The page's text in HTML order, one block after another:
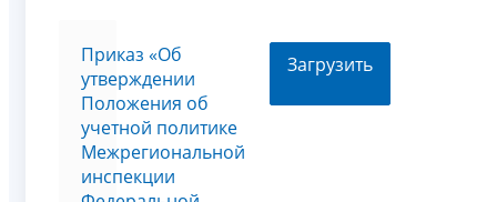
Приказ «Об
утверждении
Положения об
учетной политике
Межрегиональной
инспекции
Загрузить